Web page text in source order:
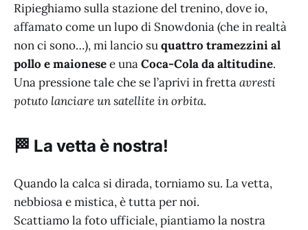
Ripieghiamo sulla stazione del trenino, dove io,
affamato come un lupo di Snowdonia (che in realtà
non ci sono…), mi lancio suquattro tramezzini al
pollo e maionesee unaCoca-Cola da altitudine.
Una pressione tale che se l’aprivi in frettaavresti
potuto lanciare un satellite in orbita.
🏁 La vetta è nostra!
Quando la calca si dirada, torniamo su. La vetta,
nebbiosa e mistica, è tutta per noi.
Scattiamo la foto ufficiale, piantiamo la nostra